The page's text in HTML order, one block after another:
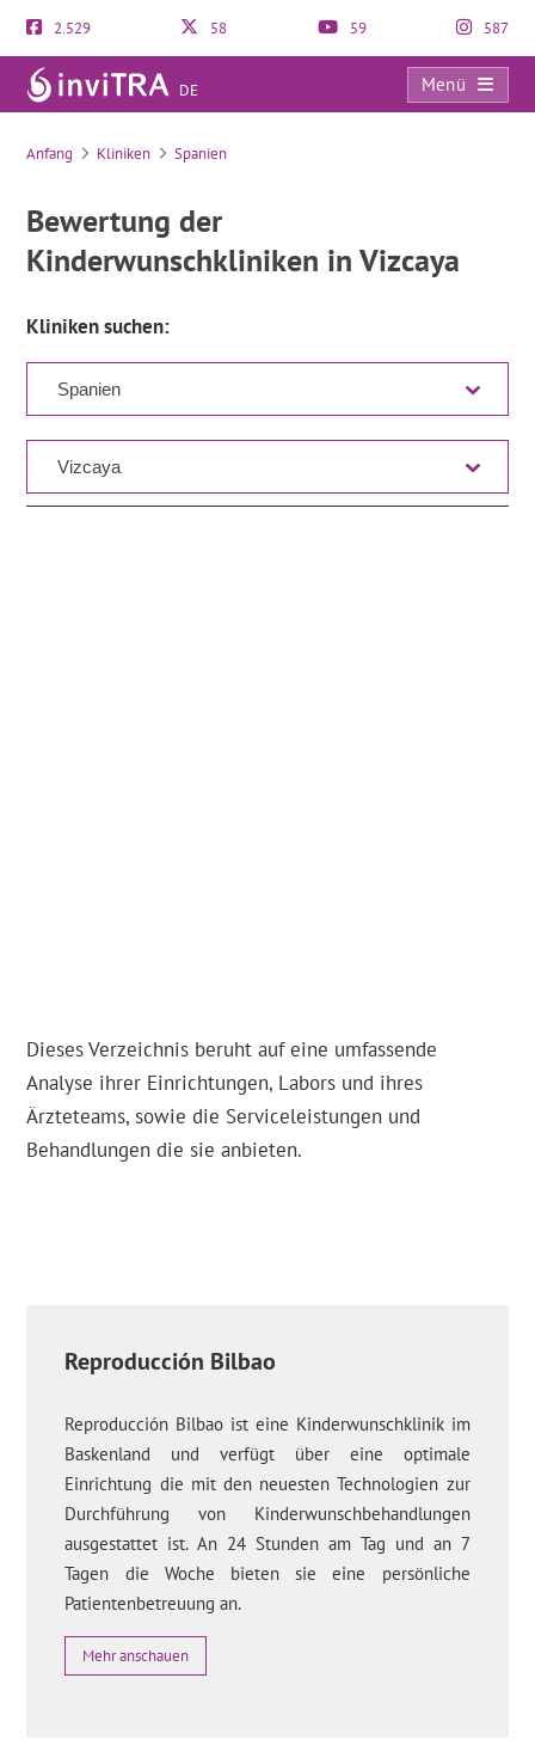
2.529 58 59 587
DE
Menü
Verzeichnis
Anfang Kliniken Spanien
Bewertung der
Kinderwunschkliniken in Vizcaya
Kliniken suchen:
Dieses Verzeichnis beruht auf eine umfassende
Analyse ihrer Einrichtungen, Labors und ihres
Ärzteteams, sowie die Serviceleistungen und
Behandlungen die sie anbieten.
Reproducción Bilbao
Reproducción Bilbao ist eine Kinderwunschklinik im
Baskenland und verfügt über eine optimale
Einrichtung die mit den neuesten Technologien zur
Durchführung von Kinderwunschbehandlungen
ausgestattet ist. An 24 Stunden am Tag und an 7
Tagen die Woche bieten sie eine persönliche
Patientenbetreuung an.
Mehr anschauen